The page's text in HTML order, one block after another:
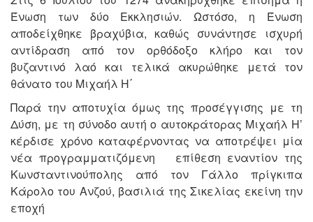
Ένωση των δύο Εκκλησιών. Ωστόσο, η Ένωση
αποδείχθηκε βραχύβια, καθώς συνάντησε ισχυρή
αντίδραση από τον ορθόδοξο κλήρο και τον
βυζαντινό λαό και τελικά ακυρώθηκε μετά τον
θάνατο του Μιχαήλ Η΄
Παρά την αποτυχία όμως της προσέγγισης με τη
Δύση, με τη σύνοδο αυτή ο αυτοκράτορας Μιχαήλ Η’
κέρδισε χρόνο καταφέρνοντας να αποτρέψει μία
νέα προγραμματιζόμενη επίθεση εναντίον της
Κωνσταντινούπολης από τον Γάλλο πρίγκιπα
Κάρολο του Ανζού, βασιλιά της Σικελίας εκείνη την
εποχή